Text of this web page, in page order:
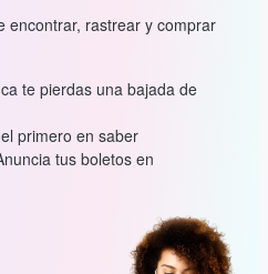
encontrar, rastrear y comprar
te pierdas una bajada de
primero en saber
tus boletos en